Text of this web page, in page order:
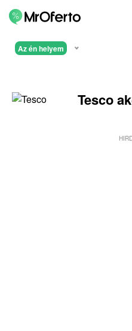
Az én helyem
Tesco